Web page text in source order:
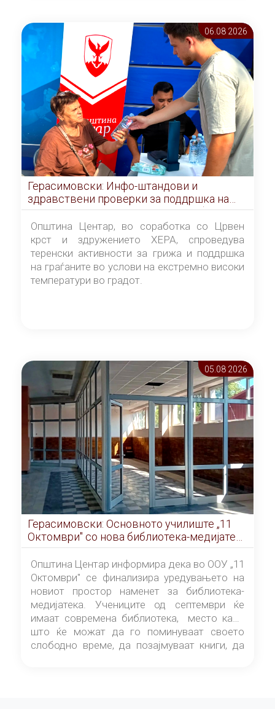
06.08 2026
Герасимовски: Инфо-штандови и
здравствени проверки за поддршка на
граѓаните во услови на топлотен бран
Општина Центар, во соработка со Црвен
крст и здружението ХЕРА, спроведува
теренски активности за грижа и поддршка
на граѓаните во услови на екстремно високи
температури во градот.
05.08 2026
Герасимовски: Основното училиште „11
Октомври" со нова библиотека-медијатека
од септември
Општина Центар информира дека во ООУ „11
Октомври" се финализира уредувањето на
новиот простор наменет за библиотека-
медијатека. Учениците од септември ќе
имаат современа библиотека, место каде
што ќе можат да го поминуваат своето
слободно време, да позајмуваат книги, да